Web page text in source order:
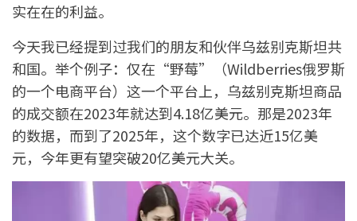
实在在的利益。
今天我已经提到过我们的朋友和伙伴乌兹别克斯坦共
和国。举个例子：仅在“野莓”（Wildberries俄罗斯
的一个电商平台）这一个平台上，乌兹别克斯坦商品
的成交额在2023年就达到4.18亿美元。那是2023年
的数据，而到了2025年，这个数字已达近15亿美
元，今年更有望突破20亿美元大关。